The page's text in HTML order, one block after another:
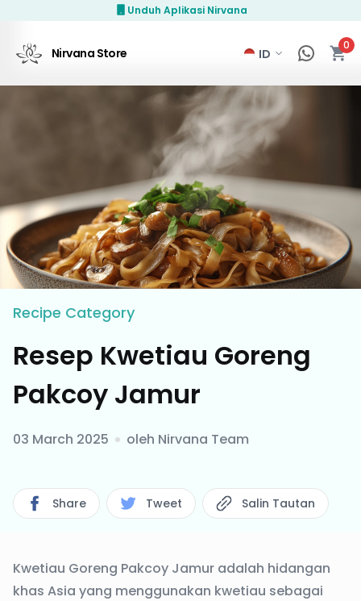
Unduh Aplikasi Nirvana
Nirvana Store 0
Recipe Category
Resep Kwetiau Goreng
Pakcoy Jamur
03 March 2025 oleh Nirvana Team
Share Tweet Salin Tautan
Kwetiau Goreng Pakcoy Jamur adalah hidangan
khas Asia yang menggunakan kwetiau sebagai